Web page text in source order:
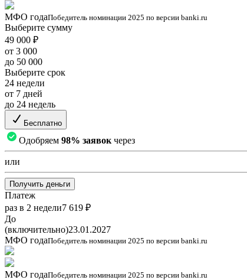
МФО годаПобедитель номинации 2025 по версии banki.ru
Выберите сумму
49 000 ₽
от 3 000
до 50 000
Выберите срок
24 недели
от 7 дней
до 24 недель
Бесплатно
Одобряем 98% заявок через
или
Получить деньги
Платеж
раз в 2 недели7 619 ₽
До
(включительно)23.01.2027
МФО годаПобедитель номинации 2025 по версии banki.ru
МФО годаПобедитель номинации 2025 по версии banki.ru